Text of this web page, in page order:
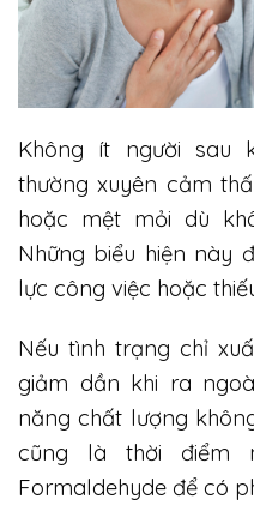
Không ít người sau
thường xuyên cảm
hoặc mệt mỏi dù
Những biểu hiện này
lực công việc hoặc
Nếu tình trạng chỉ
giảm dần khi ra
năng chất lượng
cũng là thời điểm
Formaldehyde để có